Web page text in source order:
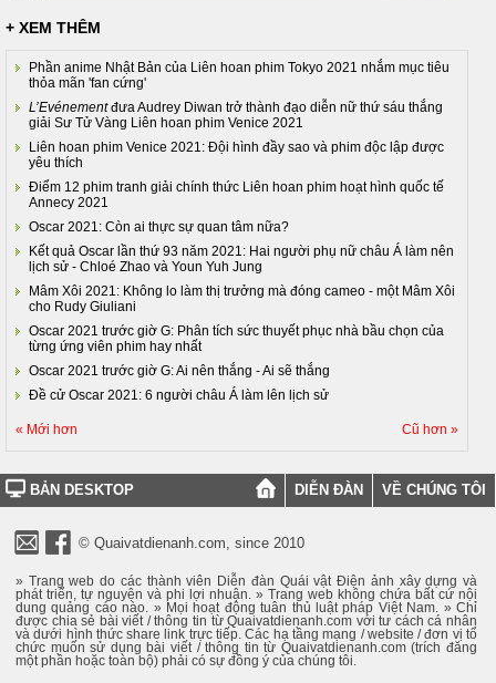
+ XEM THÊM
Phần anime Nhật Bản của Liên hoan phim Tokyo 2021 nhắm mục tiêu
thỏa mãn 'fan cứng'
L’Evénementđưa Audrey Diwan trở thành đạo diễn nữ thứ sáu thắng
giải Sư Tử Vàng Liên hoan phim Venice 2021
Liên hoan phim Venice 2021: Đội hình đầy sao và phim độc lập được
yêu thích
Điểm 12 phim tranh giải chính thức Liên hoan phim hoạt hình quốc tế
Annecy 2021
Oscar 2021: Còn ai thực sự quan tâm nữa?
Kết quả Oscar lần thứ 93 năm 2021: Hai người phụ nữ châu Á làm nên
lịch sử - Chloé Zhao và Youn Yuh Jung
Mâm Xôi 2021: Không lo làm thị trưởng mà đóng cameo - một Mâm Xôi
cho Rudy Giuliani
Oscar 2021 trước giờ G: Phân tích sức thuyết phục nhà bầu chọn của
từng ứng viên phim hay nhất
Oscar 2021 trước giờ G: Ai nên thắng - Ai sẽ thắng
Đề cử Oscar 2021: 6 người châu Á làm lên lịch sử
« Mới hơn Cũ hơn »
BẢN DESKTOP DIỄN ĐÀN VỀ CHÚNG TÔI
© Quaivatdienanh.com, since 2010
» Trang web do các thành viên Diễn đàn Quái vật Điện ảnh xây dựng và
phát triển, tự nguyện và phi lợi nhuận. » Trang web không chứa bất cứ nội
dung quảng cáo nào. » Mọi hoạt động tuân thủ luật pháp Việt Nam. » Chỉ
được chia sẻ bài viết / thông tin từ Quaivatdienanh.com với tư cách cá nhân
và dưới hình thức share link trực tiếp. Các hạ tầng mạng / website / đơn vị tổ
chức muốn sử dụng bài viết / thông tin từ Quaivatdienanh.com (trích đăng
một phần hoặc toàn bộ) phải có sự đồng ý của chúng tôi.